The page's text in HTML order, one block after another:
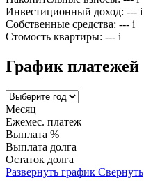
Инвестиционный доход: --- i
Собственные средства: --- i
Стомость квартиры: --- i
График платежей
Месяц
Ежемес. платеж
Выплата %
Выплата долга
Остаток долга
Развернуть график Свернуть